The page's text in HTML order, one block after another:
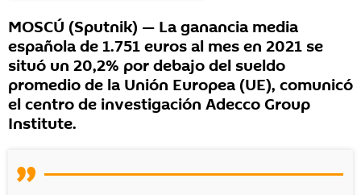
MOSCÚ (Sputnik) — La ganancia media
española de 1.751 euros al mes en 2021 se
situó un 20,2% por debajo del sueldo
promedio de la Unión Europea (UE), comunicó
el centro de investigación Adecco Group
Institute.